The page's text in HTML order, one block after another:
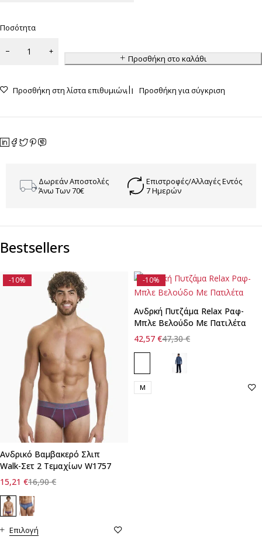
Ποσότητα
Προσθήκη στο καλάθι
Προσθήκη στη λίστα επιθυμιών Προσθήκη για σύγκριση
Δωρεάν Αποστολές
Άνω Των 70€
Επιστροφές/Αλλαγές Εντός
7 Ημερών
Bestsellers
-10%
Ανδρικό Βαμβακερό Σλιπ
Walk-Σετ 2 Τεμαχίων W1757
16,90€
15,21 €
Επιλογή
-10%
Ανδρκή Πυτζάμα Relax Ραφ-
Μπλε Βελούδο Με Πατιλέτα
47,30€
42,57 €
M